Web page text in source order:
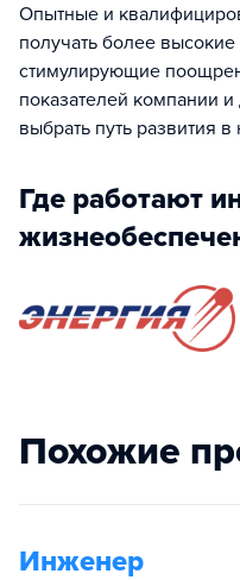
Опытные и
получать более
стимулирующие
показателей компании
выбрать путь развития в
Где работают
Похожие
Инженер